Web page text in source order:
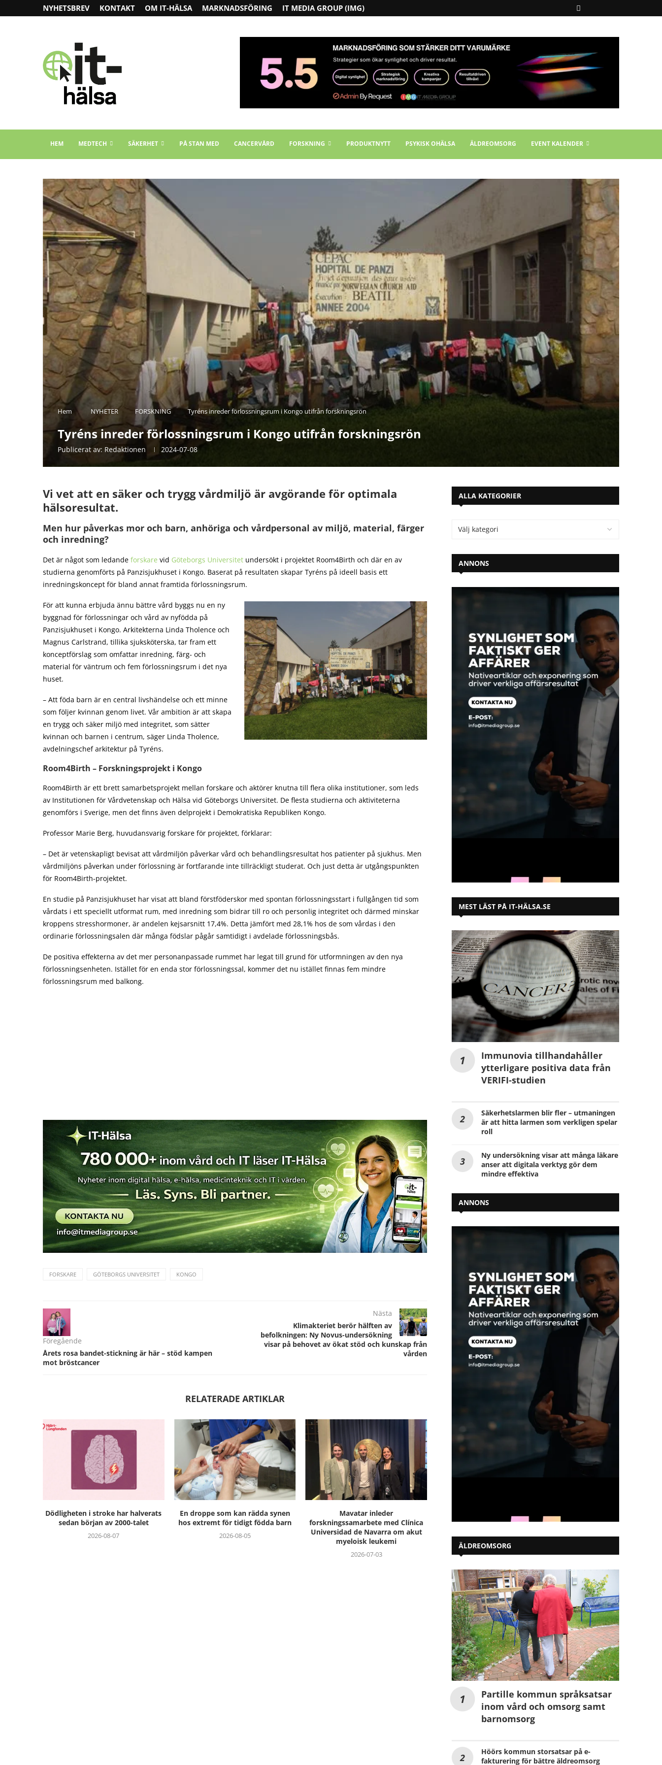
NYHETSBREV KONTAKT OM IT-HÄLSA MARKNADSFÖRING IT MEDIA GROUP (IMG)
HEM MEDTECH SÄKERHET PÅ STAN MED CANCERVÅRD FORSKNING PRODUKTNYTT PSYKISK OHÄLSA ÄLDREOMSORG EVENT KALENDER
Hem NYHETER FORSKNING Tyréns inreder förlossningsrum i Kongo utifrån forskningsrön
Tyréns inreder förlossningsrum i Kongo utifrån forskningsrön
Publicerat av: Redaktionen 2024-07-08
Vi vet att en säker och trygg vårdmiljö är avgörande för optimala
hälsoresultat.
Men hur påverkas mor och barn, anhöriga och vårdpersonal av miljö, material, färger
och inredning?
Det är något som ledande forskare vid Göteborgs Universitet undersökt i projektet Room4Birth och där en av
studierna genomförts på Panzisjukhuset i Kongo. Baserat på resultaten skapar Tyréns på ideell basis ett
inredningskoncept för bland annat framtida förlossningsrum.
För att kunna erbjuda ännu bättre vård byggs nu en ny
byggnad för förlossningar och vård av nyfödda på
Panzisjukhuset i Kongo. Arkitekterna Linda Tholence och
Magnus Carlstrand, tillika sjuksköterska, tar fram ett
konceptförslag som omfattar inredning, färg- och
material för väntrum och fem förlossningsrum i det nya
huset.
– Att föda barn är en central livshändelse och ett minne
som följer kvinnan genom livet. Vår ambition är att skapa
en trygg och säker miljö med integritet, som sätter
kvinnan och barnen i centrum, säger Linda Tholence,
avdelningschef arkitektur på Tyréns.
Room4Birth – Forskningsprojekt i Kongo
Room4Birth är ett brett samarbetsprojekt mellan forskare och aktörer knutna till flera olika institutioner, som leds
av Institutionen för Vårdvetenskap och Hälsa vid Göteborgs Universitet. De flesta studierna och aktiviteterna
genomförs i Sverige, men det finns även delprojekt i Demokratiska Republiken Kongo.
Professor Marie Berg, huvudansvarig forskare för projektet, förklarar:
– Det är vetenskapligt bevisat att vårdmiljön påverkar vård och behandlingsresultat hos patienter på sjukhus. Men
vårdmiljöns påverkan under förlossning är fortfarande inte tillräckligt studerat. Och just detta är utgångspunkten
för Room4Birth-projektet.
En studie på Panzisjukhuset har visat att bland förstföderskor med spontan förlossningsstart i fullgången tid som
vårdats i ett speciellt utformat rum, med inredning som bidrar till ro och personlig integritet och därmed minskar
kroppens stresshormoner, är andelen kejsarsnitt 17,4%. Detta jämfört med 28,1% hos de som vårdas i den
ordinarie förlossningsalen där många födslar pågår samtidigt i avdelade förlossningsbås.
De positiva effekterna av det mer personanpassade rummet har legat till grund för utformningen av den nya
förlossningsenheten. Istället för en enda stor förlossningssal, kommer det nu istället finnas fem mindre
förlossningsrum med balkong.
FORSKARE GÖTEBORGS UNIVERSITET KONGO
Föregående
Årets rosa bandet-stickning är här – stöd kampen
mot bröstcancer
Nästa
Klimakteriet berör hälften av
befolkningen: Ny Novus-undersökning
visar på behovet av ökat stöd och kunskap från
vården
RELATERADE ARTIKLAR
Dödligheten i stroke har halverats
sedan början av 2000-talet
2026-08-07
En droppe som kan rädda synen
hos extremt för tidigt födda barn
2026-08-05
Mavatar inleder
forskningssamarbete med Clínica
Universidad de Navarra om akut
myeloisk leukemi
2026-07-03
ALLA KATEGORIER
ANNONS
MEST LÄST PÅ IT-HÄLSA.SE
Immunovia tillhandahåller
ytterligare positiva data från
VERIFI-studien
Säkerhetslarmen blir fler – utmaningen
är att hitta larmen som verkligen spelar
roll
Ny undersökning visar att många läkare
anser att digitala verktyg gör dem
mindre effektiva
ANNONS
ÄLDREOMSORG
Partille kommun språksatsar
inom vård och omsorg samt
barnomsorg
Höörs kommun storsatsar på e-
fakturering för bättre äldreomsorg